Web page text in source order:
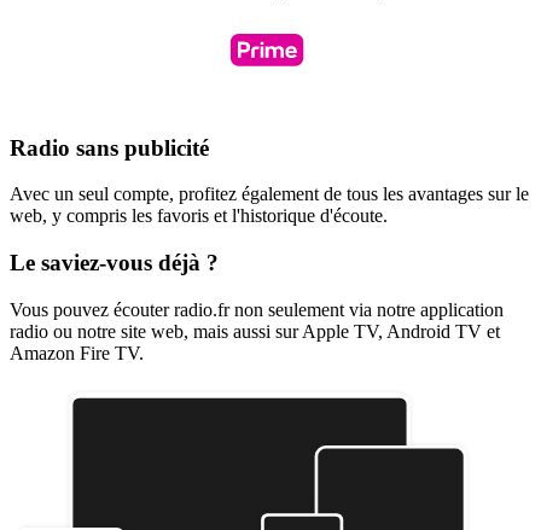
Radio sans publicité
Avec un seul compte, profitez également de tous les avantages sur le
web, y compris les favoris et l'historique d'écoute.
Le saviez-vous déjà ?
Vous pouvez écouter radio.fr non seulement via notre application
radio ou notre site web, mais aussi sur Apple TV, Android TV et
Amazon Fire TV.